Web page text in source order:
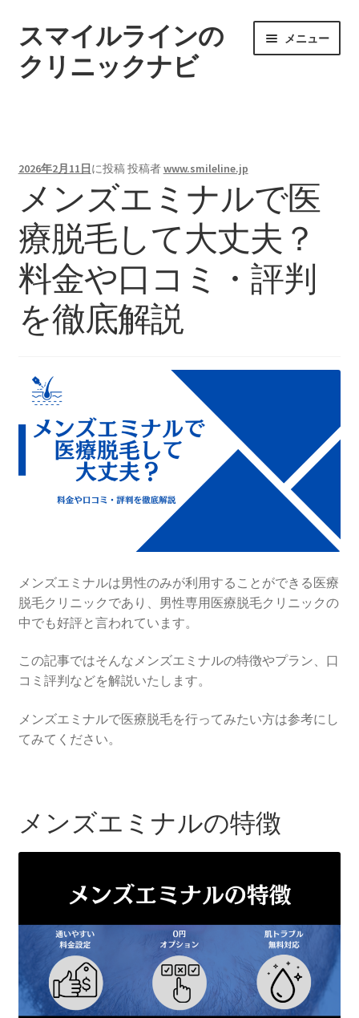
ナ
ビ
ゲ
へ
キ
ッ
プ
コ
ン
テ
キ
プ
スマイルラインの
クリニックナビ
メニュー
2026年2月11日に投稿投稿者www.smileline.jp
メンズエミナルで医
療脱毛して大丈夫？
料金や口コミ・評判
を徹底解説
メンズエミナルは男性のみが利用することができる医療
脱毛クリニックであり、男性専用医療脱毛クリニックの
中でも好評と言われています。
この記事ではそんなメンズエミナルの特徴やプラン、口
コミ評判などを解説いたします。
メンズエミナルで医療脱毛を行ってみたい方は参考にし
てみてください。
メンズエミナルの特徴